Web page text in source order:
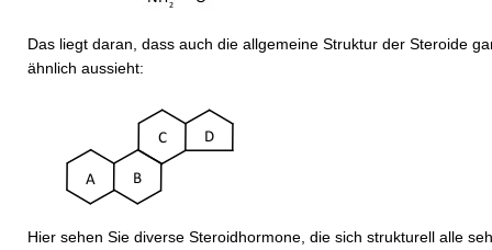
Das liegt daran, dass auch die allgemeine Struktur der Steroide
ähnlich aussieht:
Hier sehen Sie diverse Steroidhormone, die sich strukturell alle